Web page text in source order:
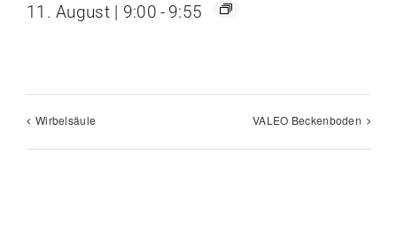
11. August | 9:00 - 9:55
Wirbelsäule VALEO Beckenboden